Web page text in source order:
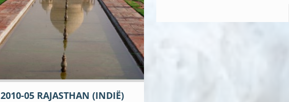
2010-05 RAJASTHAN (INDIË)